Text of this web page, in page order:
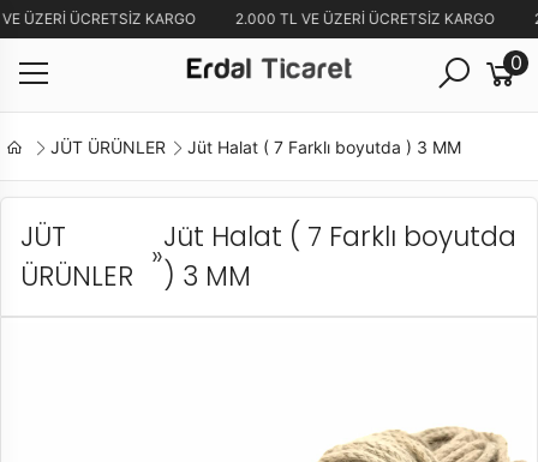
ÜZERİ ÜCRETSİZ KARGO 2.000 TL VE ÜZERİ ÜCRETSİZ KARGO
0
JÜT ÜRÜNLER Jüt Halat ( 7 Farklı boyutda ) 3 MM
JÜT
ÜRÜNLER
»
Jüt Halat ( 7 Farklı boyutda
) 3 MM